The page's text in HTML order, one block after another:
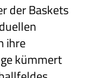
der Baskets
ihre
kümmert